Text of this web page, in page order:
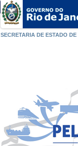
SECRETARIA DE ESTADO